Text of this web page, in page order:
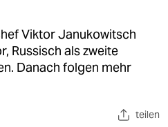
Viktor Janukowitsch
Russisch als zweite
Danach folgen mehr
teilen